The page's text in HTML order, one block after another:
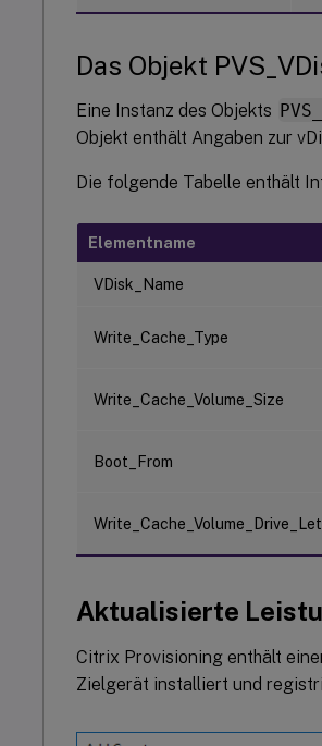
Das Objekt
Eine Instanz des Objekts
Objekt enthält Angaben zur
Die folgende Tabelle enthält
Elementname
VDisk_Name
Write_Cache_Type
Write_Cache_Volume_Size
Boot_From
Aktualisierte
Citrix Provisioning enthält
Zielgerät installiert und